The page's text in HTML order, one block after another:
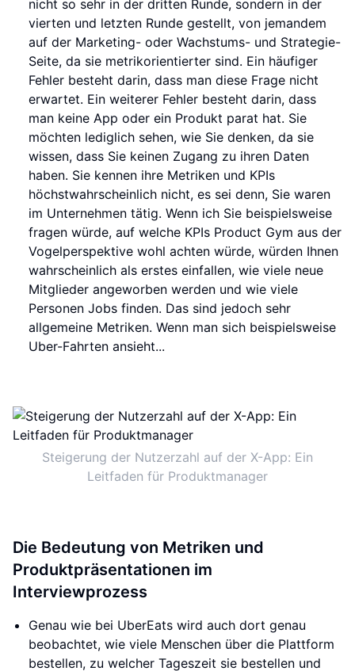
nicht so sehr in der dritten Runde, sondern in der
vierten und letzten Runde gestellt, von jemandem
auf der Marketing- oder Wachstums- und Strategie-
Seite, da sie metrikorientierter sind. Ein häufiger
Fehler besteht darin, dass man diese Frage nicht
erwartet. Ein weiterer Fehler besteht darin, dass
man keine App oder ein Produkt parat hat. Sie
möchten lediglich sehen, wie Sie denken, da sie
wissen, dass Sie keinen Zugang zu ihren Daten
haben. Sie kennen ihre Metriken und KPIs
höchstwahrscheinlich nicht, es sei denn, Sie waren
im Unternehmen tätig. Wenn ich Sie beispielsweise
fragen würde, auf welche KPIs Product Gym aus der
Vogelperspektive wohl achten würde, würden Ihnen
wahrscheinlich als erstes einfallen, wie viele neue
Mitglieder angeworben werden und wie viele
Personen Jobs finden. Das sind jedoch sehr
allgemeine Metriken. Wenn man sich beispielsweise
Uber-Fahrten ansieht...
Steigerung der Nutzerzahl auf der X-App: Ein
Leitfaden für Produktmanager
Die Bedeutung von Metriken und
Produktpräsentationen im
Interviewprozess
Genau wie bei UberEats wird auch dort genau
beobachtet, wie viele Menschen über die Plattform
bestellen, zu welcher Tageszeit sie bestellen und